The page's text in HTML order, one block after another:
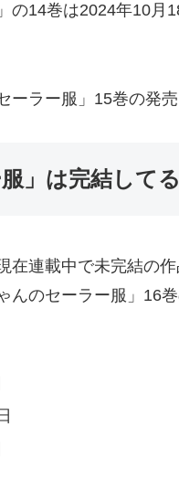
の14巻は2024年10
ーラー服」15巻の発
」は完結して
在連載中で未完結の
んのセーラー服」16